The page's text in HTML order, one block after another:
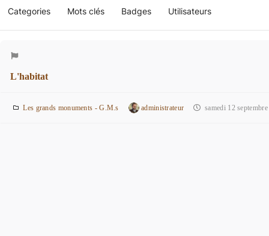
Categories Mots clés Badges Utilisateurs
L'habitat
Les grands monuments - G.M.s administrateur samedi 12